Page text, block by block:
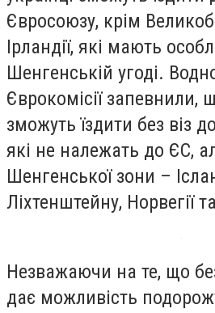
Євросоюзу, крім
Ірландії, які мають
Шенгенській угоді.
Єврокомісії запевнили,
зможуть їздити без віз
які не належать до ЄС,
Шенгенської зони –
Ліхтенштейну, Норвегії
Незважаючи на те, що
дає можливість